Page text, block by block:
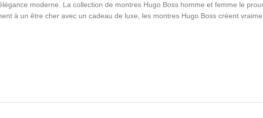
moderne. La collection de montres Hugo Boss homme et femme le
à un être cher avec un cadeau de luxe, les montres Hugo Boss créent